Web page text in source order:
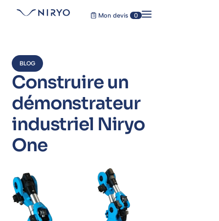
Mon devis 0
BLOG
Construire un
démonstrateur
industriel Niryo
One